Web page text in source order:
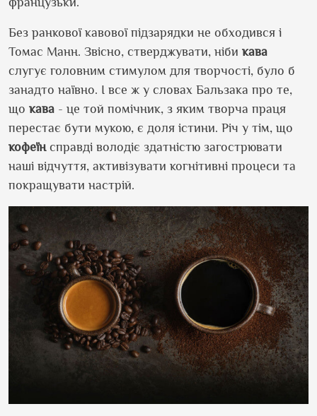
Без ранкової кавової підзарядки не обходився і
Томас Манн. Звісно, стверджувати, ніби кава
слугує головним стимулом для творчості, було б
занадто наївно. І все ж у словах Бальзака про те,
що кава - це той помічник, з яким творча праця
перестає бути мукою, є доля істини. Річ у тім, що
кофеїнсправді володіє здатністю загострювати
наші відчуття, активізувати когнітивні процеси та
покращувати настрій.